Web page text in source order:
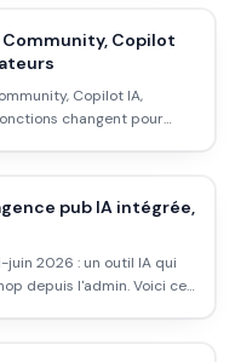
Community, Copilot
Copilot IA,
changent pour
pub IA intégrée,
2026 : un outil IA qui
depuis l'admin. Voici ce